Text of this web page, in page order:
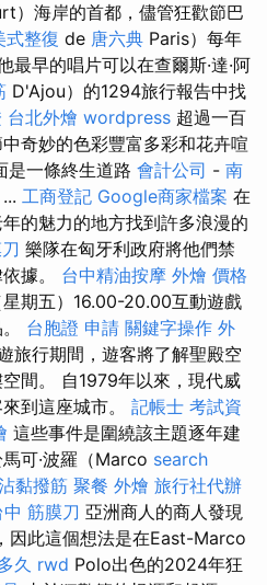
）海岸的首都，儘管狂歡節巴
式整復 de 唐六典 Paris）每年
最早的唱片可以在查爾斯·達·阿
D'Ajou）的1294旅行報告中找
台北外燴 wordpress 超過一百
奇妙的色彩豐富多彩和花卉喧
是一條終生道路 會計公司 - 南
... 工商登記 Google商家檔案 在
的魅力的地方找到許多浪漫的
樂隊在匈牙利政府將他們禁
據。 台中精油按摩 外燴 價格
期五）16.00-20.00互動遊戲
台胞證 申請 關鍵字操作 外
旅行期間，遊客將了解聖殿空
間。 自1979年以來，現代威
到這座城市。 記帳士 考試資
這些事件是圍繞該主題逐年建
可·波羅（Marco search
黏撥筋 聚餐 外燴 旅行社代辦
中 筋膜刀 亞洲商人的商人發現
因此這個想法是在East-Marco
久 rwd Polo出色的2024年狂